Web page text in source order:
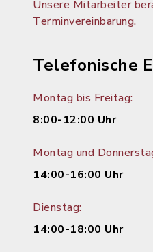
Unsere Mitarbeiter
Terminvereinbarung.
Telefonische
Montag bis Freitag:
8:00-12:00 Uhr
Montag und
14:00-16:00 Uhr
Dienstag:
14:00-18:00 Uhr